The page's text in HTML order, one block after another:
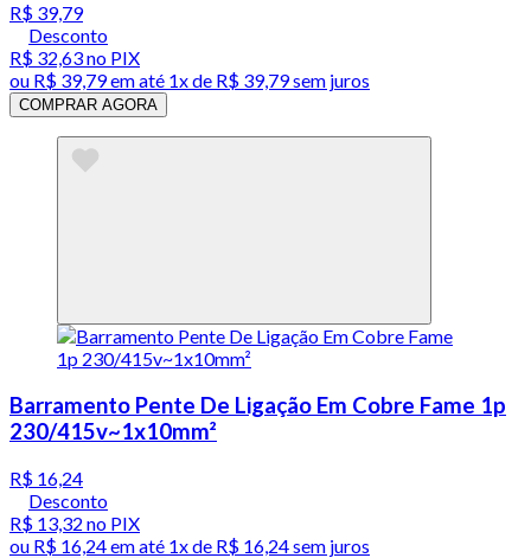
R$ 39,79
Desconto
R$ 32,63no PIX
ou R$ 39,79em até 1x de R$ 39,79sem juros
COMPRAR AGORA
Barramento Pente De Ligação Em Cobre Fame 1p
230/415v~1x10mm²
R$ 16,24
Desconto
R$ 13,32 no PIX
ou R$ 16,24em até 1x de R$ 16,24sem juros